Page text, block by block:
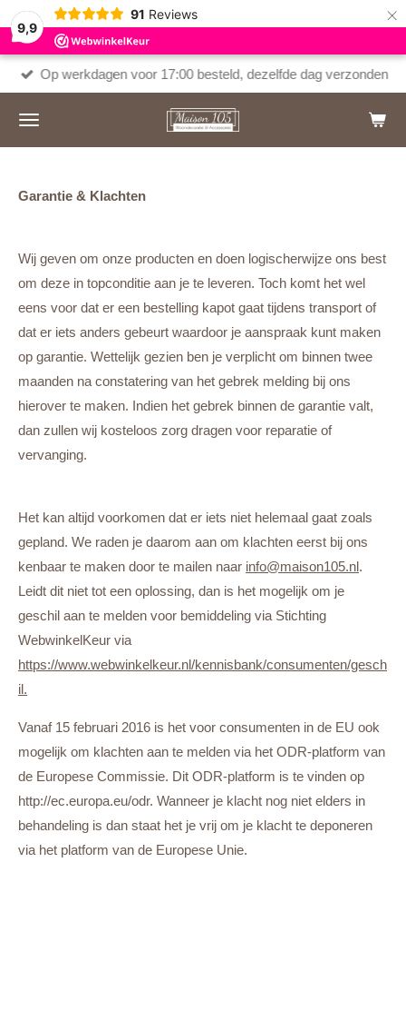
9,9
91 Reviews ×
Op werkdagen voor 17:00 besteld, dezelfde dag verzonden
Garantie & Klachten
Wij geven om onze producten en doen logischerwijze ons best
om deze in topconditie aan je te leveren. Toch komt het wel
eens voor dat er een bestelling kapot gaat tijdens transport of
dat er iets anders gebeurt waardoor je aanspraak kunt maken
op garantie. Wettelijk gezien ben je verplicht om binnen twee
maanden na constatering van het gebrek melding bij ons
hierover te maken. Indien het gebrek binnen de garantie valt,
dan zullen wij kosteloos zorg dragen voor reparatie of
vervanging.
Het kan altijd voorkomen dat er iets niet helemaal gaat zoals
gepland. We raden je daarom aan om klachten eerst bij ons
kenbaar te maken door te mailen naar info@maison105.nl.
Leidt dit niet tot een oplossing, dan is het mogelijk om je
geschil aan te melden voor bemiddeling via Stichting
WebwinkelKeur via
https://www.webwinkelkeur.nl/kennisbank/consumenten/gesch
il.
Vanaf 15 februari 2016 is het voor consumenten in de EU ook
mogelijk om klachten aan te melden via het ODR-platform van
de Europese Commissie. Dit ODR-platform is te vinden op
http://ec.europa.eu/odr. Wanneer je klacht nog niet elders in
behandeling is dan staat het je vrij om je klacht te deponeren
via het platform van de Europese Unie.